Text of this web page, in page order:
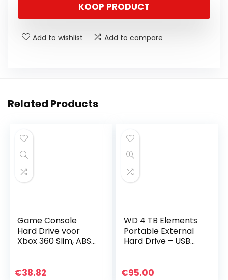
KOOP PRODUCT
Add to wishlist Add to compare
Related Products
Game Console
Hard Drive voor
Xbox 360 Slim, ABS-
slijtage met grote
€38.82
WD 4 TB Elements
Portable External
Hard Drive – USB
€95.00